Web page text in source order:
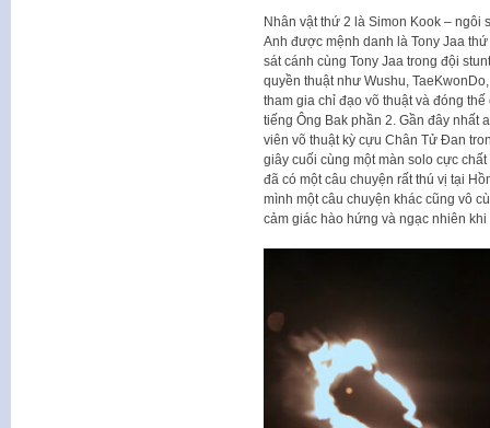
Nhân vật thứ 2 là Simon Kook – ngôi
Anh được mệnh danh là Tony Jaa
sát cánh cùng Tony Jaa trong đội
quyền thuật như Wushu,
tham gia chỉ đạo võ thuật và đóng
tiếng Ông Bak phần 2. Gần đây nhất
viên võ thuật kỳ cựu Chân Tử Đan
giây cuối cùng một màn solo cực
đã có một câu chuyện rất thú vị tại
mình một câu chuyện khác cũng vô
cảm giác hào hứng và ngạc nhiên khi